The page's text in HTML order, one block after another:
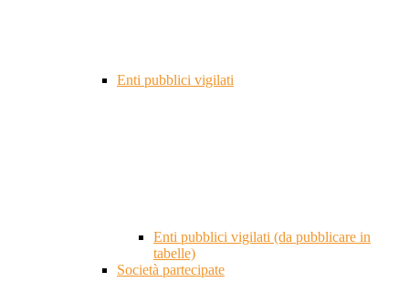
Enti pubblici vigilati
Enti pubblici vigilati (da pubblicare in
tabelle)
Società partecipate